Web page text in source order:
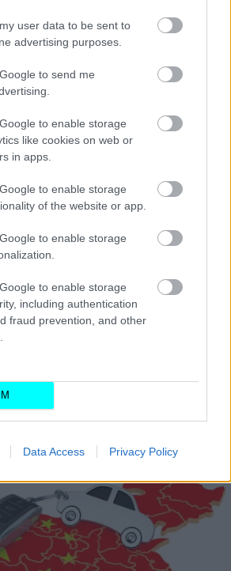
user data to be sent to
advertising purposes.
to send me
to enable storage
like cookies on web or
in apps.
to enable storage
of the website or app.
to enable storage
to enable storage
including authentication
fraud prevention, and other
Data Access Privacy Policy